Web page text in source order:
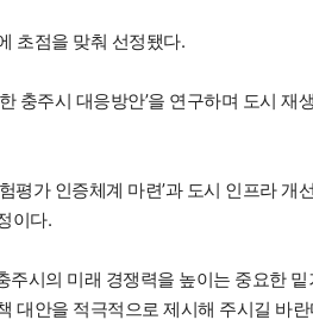
초점을 맞춰 선정됐다.
충주시 대응방안’을 연구하며 도시 재
가 인증체계 마련’과 도시 인프라 개
이다.
시의 미래 경쟁력을 높이는 중요한
대안을 적극적으로 제시해 주시길 바란